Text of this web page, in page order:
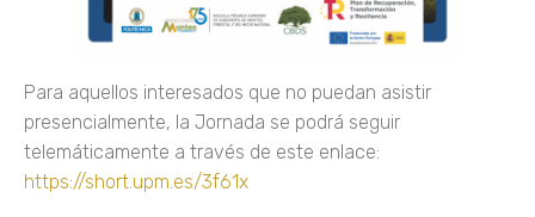
Para aquellos interesados que no puedan asistir
presencialmente, la Jornada se podrá seguir
telemáticamente a través de este enlace:
https://short.upm.es/3f61x